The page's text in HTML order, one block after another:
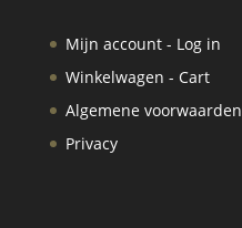
Mijn account - Log in
Winkelwagen - Cart
Algemene voorwaarden
Privacy